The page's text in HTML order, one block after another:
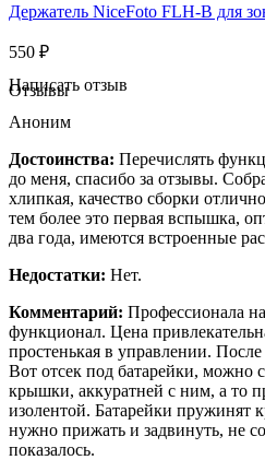
Держатель NiceFoto FLH-B для
550 ₽
Отзывы
Написать отзыв
Аноним
Достоинства: Перечислять
до меня, спасибо за отзывы.
хлипкая, качество сборки
тем более это первая вспышка,
два года, имеются встроенные
Недостатки: Нет.
Комментарий: Профессионала
функционал. Цена
простенькая в управлении.
Вот отсек под батарейки, можно
крышки, аккуратней с ним, а то
изолентой. Батарейки пружинят
нужно прижать и задвинуть, не
показалось.